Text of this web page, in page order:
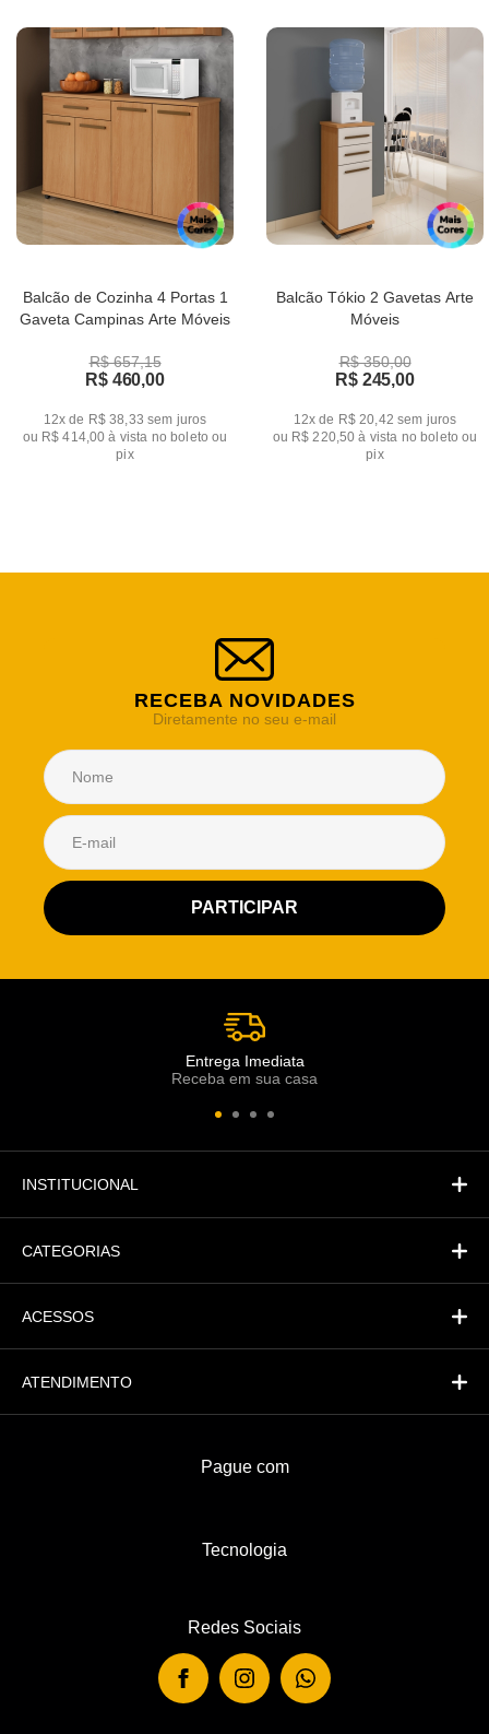
Balcão de Cozinha 4 Portas 1
Gaveta Campinas Arte Móveis
R$ 657,15
R$ 460,00
12x de R$ 38,33 sem juros
ou R$ 414,00 à vista no boleto ou
pix
Balcão Tókio 2 Gavetas Arte
Móveis
R$ 350,00
R$ 245,00
12x de R$ 20,42 sem juros
ou R$ 220,50 à vista no boleto ou
pix
RECEBA NOVIDADES
Diretamente no seu e-mail
Entrega Imediata
Receba em sua casa
INSTITUCIONAL
CATEGORIAS
ACESSOS
ATENDIMENTO
Pague com
Tecnologia
Redes Sociais
Atendimento Rei de Casa